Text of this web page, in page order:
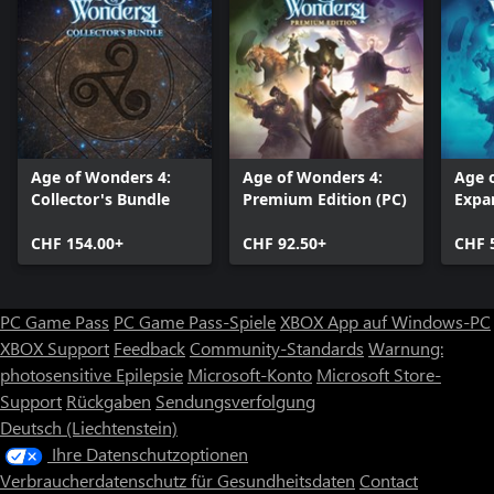
2 neue Reichsvorlagen
3 neue Reichseigenschaften
1 neuer Skin für die Benutzeroberfläche schickt schaurige
Tentakel über den Bildschirm
6 neue Musikstücke vom Komponisten Michiel van den Bos
Age of Wonders 4:
Collector's Bundle
CHF 154.00+
Age of Wonders 4:
Premium Edition (PC)
CHF 92.50+
Age
CHF
PC Game Pass PC Game Pass-SpieleXBOX App auf Windows-PC
XBOX Support FeedbackCommunity-Standards Warnung:
photosensitive Epilepsie Microsoft-Konto Microsoft Store-
Support Rückgaben Sendungsverfolgung
Deutsch (Liechtenstein)
Ihre Datenschutzoptionen
Verbraucherdatenschutz für Gesundheitsdaten Contact